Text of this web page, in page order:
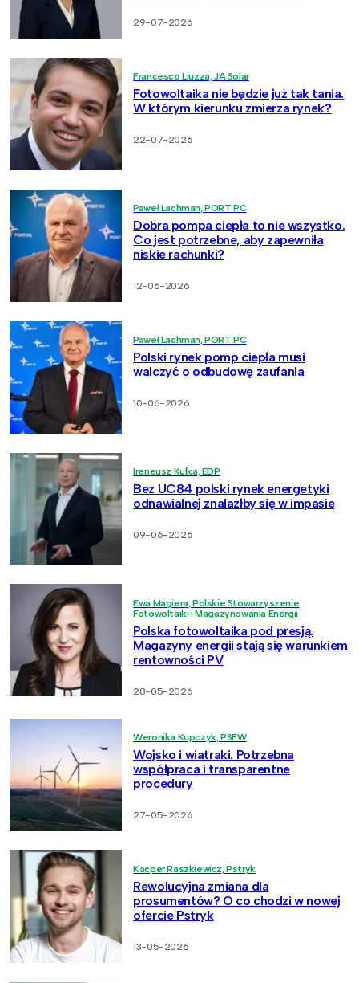
29-07-2026
Francesco Liuzza, JA Solar
Fotowoltaika nie będzie już tak tania.
W którym kierunku zmierza rynek?
22-07-2026
Paweł Lachman, PORT PC
Dobra pompa ciepła to nie wszystko.
Co jest potrzebne, aby zapewniła
niskie rachunki?
12-06-2026
Paweł Lachman, PORT PC
Polski rynek pomp ciepła musi
walczyć o odbudowę zaufania
10-06-2026
Ireneusz Kulka, EDP
Bez UC84 polski rynek energetyki
odnawialnej znalazłby się w impasie
09-06-2026
Ewa Magiera, Polskie Stowarzyszenie
Fotowoltaiki i Magazynowania Energii
Polska fotowoltaika pod presją.
Magazyny energii stają się warunkiem
rentowności PV
28-05-2026
Weronika Kupczyk, PSEW
Wojsko i wiatraki. Potrzebna
współpraca i transparentne
procedury
27-05-2026
Kacper Raszkiewicz, Pstryk
Rewolucyjna zmiana dla
prosumentów? O co chodzi w nowej
ofercie Pstryk
13-05-2026